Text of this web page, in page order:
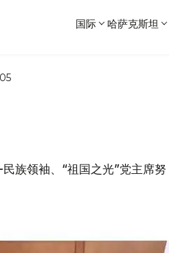
国际 哈萨克斯坦
族领袖、“祖国之光”党主席努